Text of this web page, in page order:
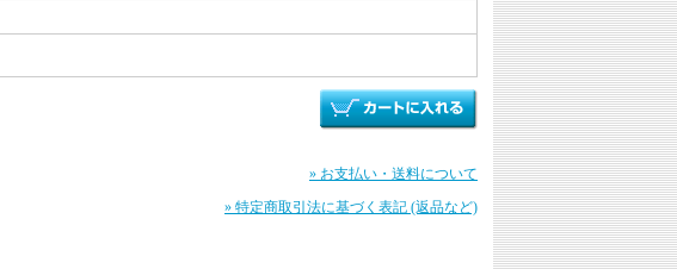
» お支払い・送料について
» 特定商取引法に基づく表記 (返品など)